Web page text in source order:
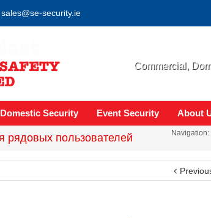
sales@se-security.ie
Commercial,
Domestic Security Event Security About
рядовых пользователей Navigation: